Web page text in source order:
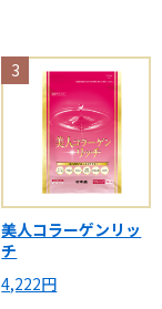
3
美人コラーゲンリッ
チ
4,222円